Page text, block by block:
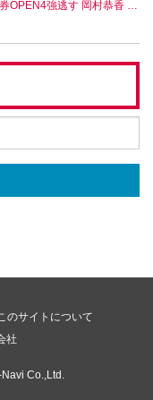
強逃す 岡村恭香 台湾8強
のサイトについて
社
Co.,Ltd.